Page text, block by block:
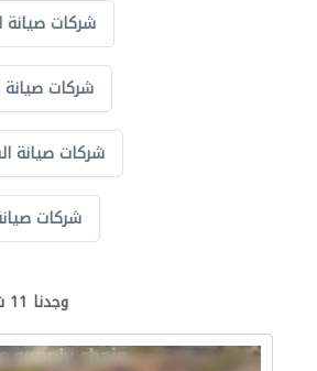
شركات
شركات
شركات صيانة
شركات
وجدنا 11 شركات صيانة السفن